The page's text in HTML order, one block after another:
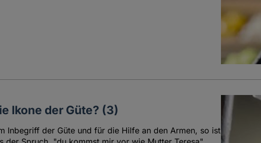
Ikone der Güte? (3)
Inbegriff der Güte und für die Hilfe an den Armen, so ist